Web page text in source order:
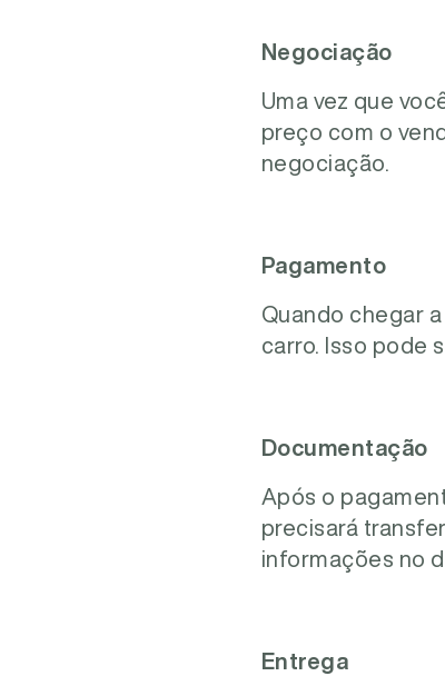
Negociação
Uma vez que
preço com o
negociação.
Pagamento
Quando chegar
carro. Isso pode
Documentação
Após o
precisará
informações no
Entrega